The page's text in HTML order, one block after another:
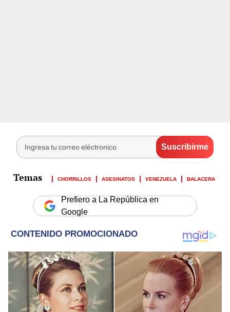
CHORRILLOS ASESINATOS VENEZUELA BALACERA
Prefiero a La República en
Google